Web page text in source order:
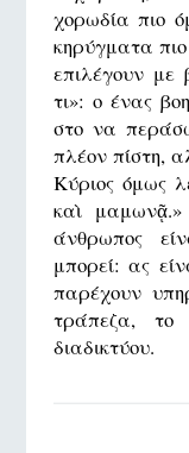
χορωδία πιο
κηρύγματα
επιλέγουν με
τι»: ο ένας
στο να
πλέον πίστη,
Κύριος όμως
καὶ
άνθρωπος
μπορεί: ας
παρέχουν
τράπεζα, το
διαδικτύου.